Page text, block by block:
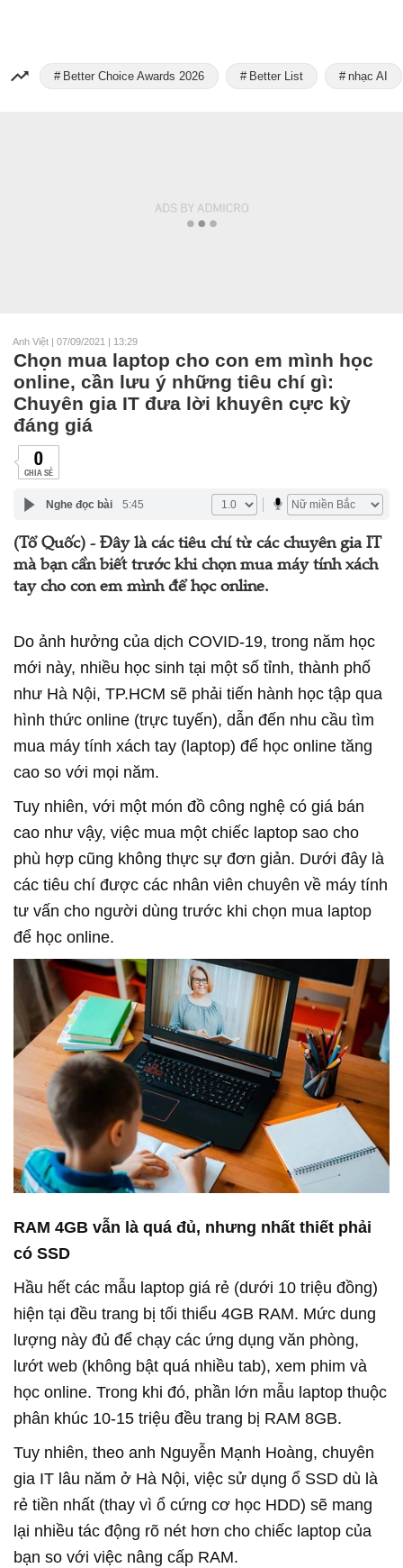
Better Choice Awards 2026 Better List nhạc AI
Anh Việt | 07/09/2021 | 13:29
Chọn mua laptop cho con em mình học
online, cần lưu ý những tiêu chí gì:
Chuyên gia IT đưa lời khuyên cực kỳ
đáng giá
0
CHIA SẺ
Nghe đọc bài 5:45
(Tổ Quốc) - Đây là các tiêu chí từ các chuyên gia IT
mà bạn cần biết trước khi chọn mua máy tính xách
tay cho con em mình để học online.
Do ảnh hưởng của dịch COVID-19, trong năm học
mới này, nhiều học sinh tại một số tỉnh, thành phố
như Hà Nội, TP.HCM sẽ phải tiến hành học tập qua
hình thức online (trực tuyến), dẫn đến nhu cầu tìm
mua máy tính xách tay (laptop) để học online tăng
cao so với mọi năm.
Tuy nhiên, với một món đồ công nghệ có giá bán
cao như vậy, việc mua một chiếc laptop sao cho
phù hợp cũng không thực sự đơn giản. Dưới đây là
các tiêu chí được các nhân viên chuyên về máy tính
tư vấn cho người dùng trước khi chọn mua laptop
để học online.
RAM 4GB vẫn là quá đủ, nhưng nhất thiết phải
có SSD
Hầu hết các mẫu laptop giá rẻ (dưới 10 triệu đồng)
hiện tại đều trang bị tối thiểu 4GB RAM. Mức dung
lượng này đủ để chạy các ứng dụng văn phòng,
lướt web (không bật quá nhiều tab), xem phim và
học online. Trong khi đó, phần lớn mẫu laptop thuộc
phân khúc 10-15 triệu đều trang bị RAM 8GB.
Tuy nhiên, theo anh Nguyễn Mạnh Hoàng, chuyên
gia IT lâu năm ở Hà Nội, việc sử dụng ổ SSD dù là
rẻ tiền nhất (thay vì ổ cứng cơ học HDD) sẽ mang
lại nhiều tác động rõ nét hơn cho chiếc laptop của
bạn so với việc nâng cấp RAM.